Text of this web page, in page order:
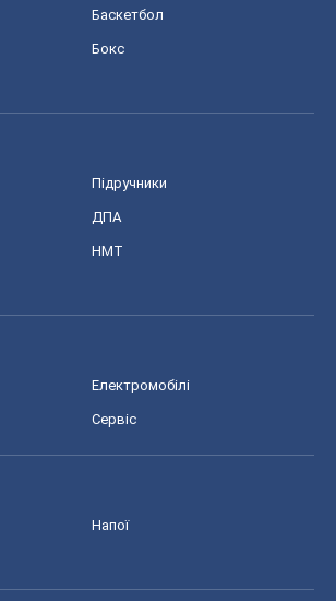
Баскетбол
Бокс
Підручники
ДПА
НМТ
Електромобілі
Сервіс
Напої